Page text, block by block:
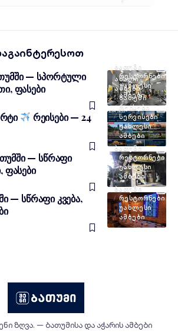
ᲑᲐᲗᲣᲛᲘ
ᲠᲔᲡᲢᲝᲠᲜᲔᲑᲘ
ᲣᲐᲮᲚᲔᲡᲘ
ᲐᲛᲑᲔᲑᲘ
— სპორტული
ფასები
ᲐᲮᲐᲚᲘ
ᲐᲛᲑᲔᲑᲘ
ᲑᲐᲗᲣᲛᲘ
ᲠᲔᲘᲡᲔᲑᲘ
ᲡᲔᲠᲕᲘᲡᲔᲑᲘ
ᲣᲐᲮᲚᲔᲡᲘ
ᲐᲛᲑᲔᲑᲘ
რეისები — 24
ᲑᲐᲗᲣᲛᲘ
ᲠᲔᲡᲢᲝᲠᲜᲔᲑᲘ
ᲣᲐᲮᲚᲔᲡᲘ
ᲐᲛᲑᲔᲑᲘ
— სწრაფი
ფასები
ᲑᲐᲗᲣᲛᲘ
ᲠᲔᲡᲢᲝᲠᲜᲔᲑᲘ
ᲣᲐᲮᲚᲔᲡᲘ
ᲐᲛᲑᲔᲑᲘ
— სწრაფი კვება,
ზღვა. — ბათუმისა და აჭარის ამბები